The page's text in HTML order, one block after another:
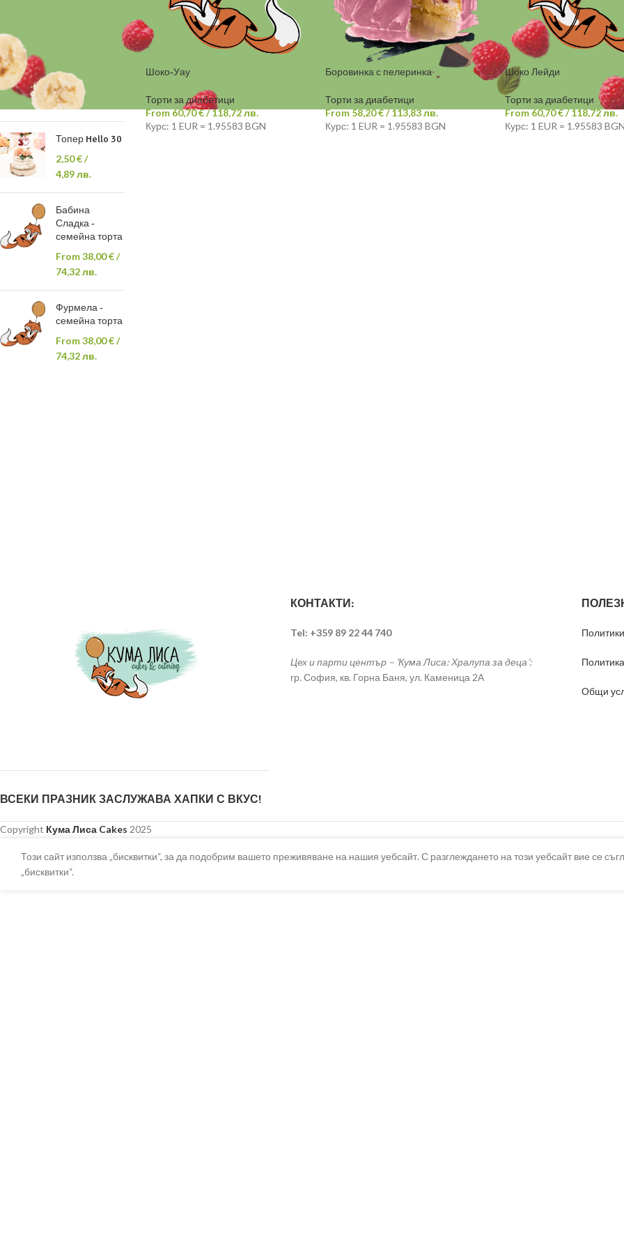
момче SE016
20,00 €
39,12 лв.
Топер Hello 30
2,50€/
4,89 лв.
Бабина
Сладка -
семейна торта
From38,00€/
74,32 лв.
Фурмела -
семейна торта
From38,00€/
74,32 лв.
Шоко-Уау
Торти за диабетици
From60,70€/ 118,72 лв.
Курс: 1 EUR = 1.95583 BGN
Боровинка с пелеринка
Торти за диабетици
From58,20€/ 113,83 лв.
Курс: 1 EUR = 1.95583 BGN
Шоко Лейди
Торти за диабетици
From60,70€/ 118,72 лв.
Курс: 1 EUR = 1.95583
ВСЕКИ ПРАЗНИК ЗАСЛУЖАВА ХАПКИ С ВКУС!
КОНТАКТИ:
Tel: +359 89 22 44 740
Цех и парти център – ‘Кума Лиса: Хралупа за деца’:
гр. София, кв. Горна Баня, ул. Каменица 2А
Общи
Copyright Кума Лиса Cakes 2025
Този сайт използва „бисквитки“, за да подобрим вашето преживяване на нашия уебсайт. С разглеждането на този уебсайт вие се
„бисквитки“.